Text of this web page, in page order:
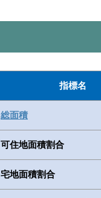
指標名
総面積
可住地面積割合
宅地面積割合